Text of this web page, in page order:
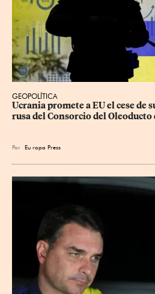
GEOPOLÍTICA
Ucrania promete a EU el cese de
rusa del Consorcio del Oleoducto
Por Eu ropa Press